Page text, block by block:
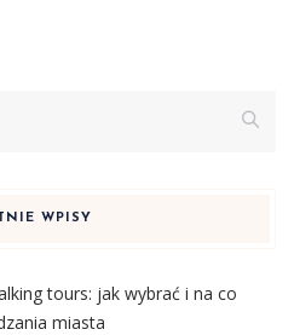
WPISY
tours: jak wybrać i na co
miasta